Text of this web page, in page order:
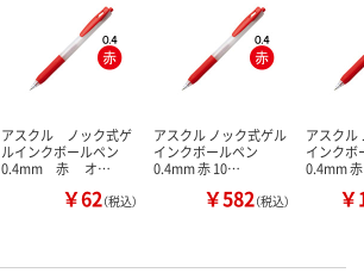
アスクル ノック式ゲ
ルインクボールペン
0.4mm 赤 オ…
￥62（税込）
アスクル ノック式ゲル
インクボールペン
0.4mm 赤 10…
￥582（税込）
アスクル
インクボ
0.4mm